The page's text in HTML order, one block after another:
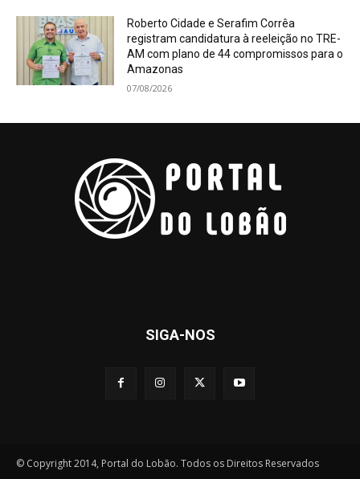
Roberto Cidade e Serafim Corrêa
registram candidatura à reeleição no TRE-
AM com plano de 44 compromissos para o
Amazonas
07/08/2026
SIGA-NOS
© Copyright 2014, Portal do Lobão. Todos os Direitos Reservados